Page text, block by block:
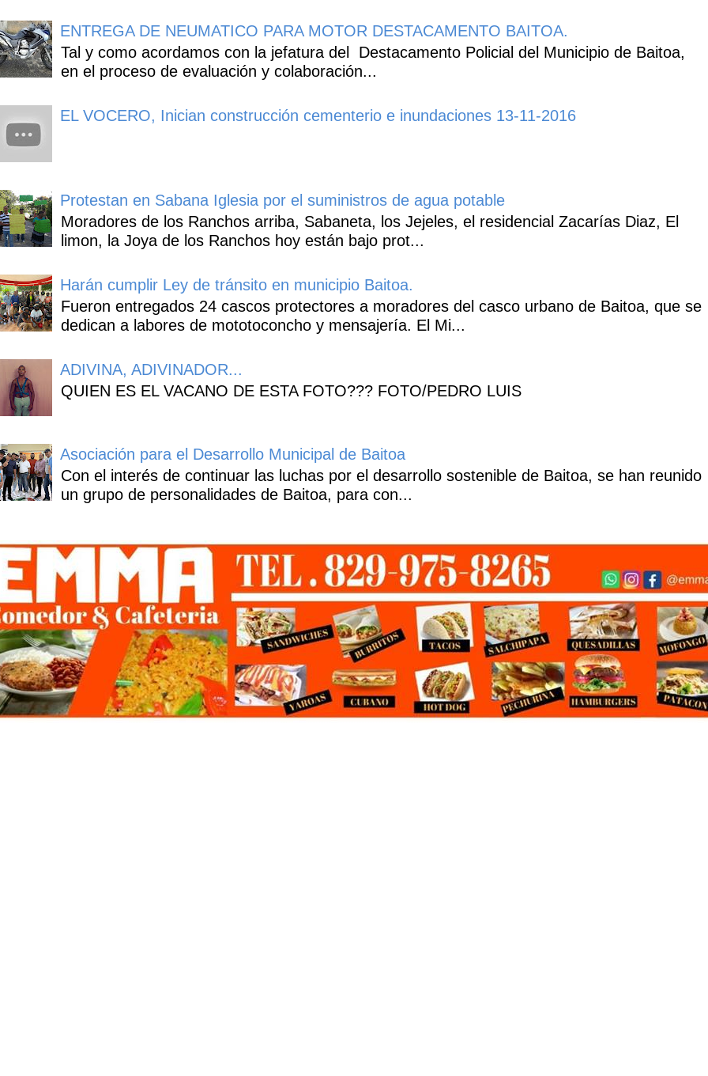
ENTREGA DE NEUMATICO PARA MOTOR DESTACAMENTO BAITOA.
Tal y como acordamos con la jefatura del Destacamento Policial del Municipio de Baitoa,
en el proceso de evaluación y colaboración...
EL VOCERO, Inician construcción cementerio e inundaciones 13-11-2016
Protestan en Sabana Iglesia por el suministros de agua potable
Moradores de los Ranchos arriba, Sabaneta, los Jejeles, el residencial Zacarías Diaz, El
limon, la Joya de los Ranchos hoy están bajo prot...
Harán cumplir Ley de tránsito en municipio Baitoa.
Fueron entregados 24 cascos protectores a moradores del casco urbano de Baitoa, que se
dedican a labores de mototoconcho y mensajería. El Mi...
ADIVINA, ADIVINADOR...
QUIEN ES EL VACANO DE ESTA FOTO??? FOTO/PEDRO LUIS
Asociación para el Desarrollo Municipal de Baitoa
Con el interés de continuar las luchas por el desarrollo sostenible de Baitoa, se han reunido
un grupo de personalidades de Baitoa, para con...